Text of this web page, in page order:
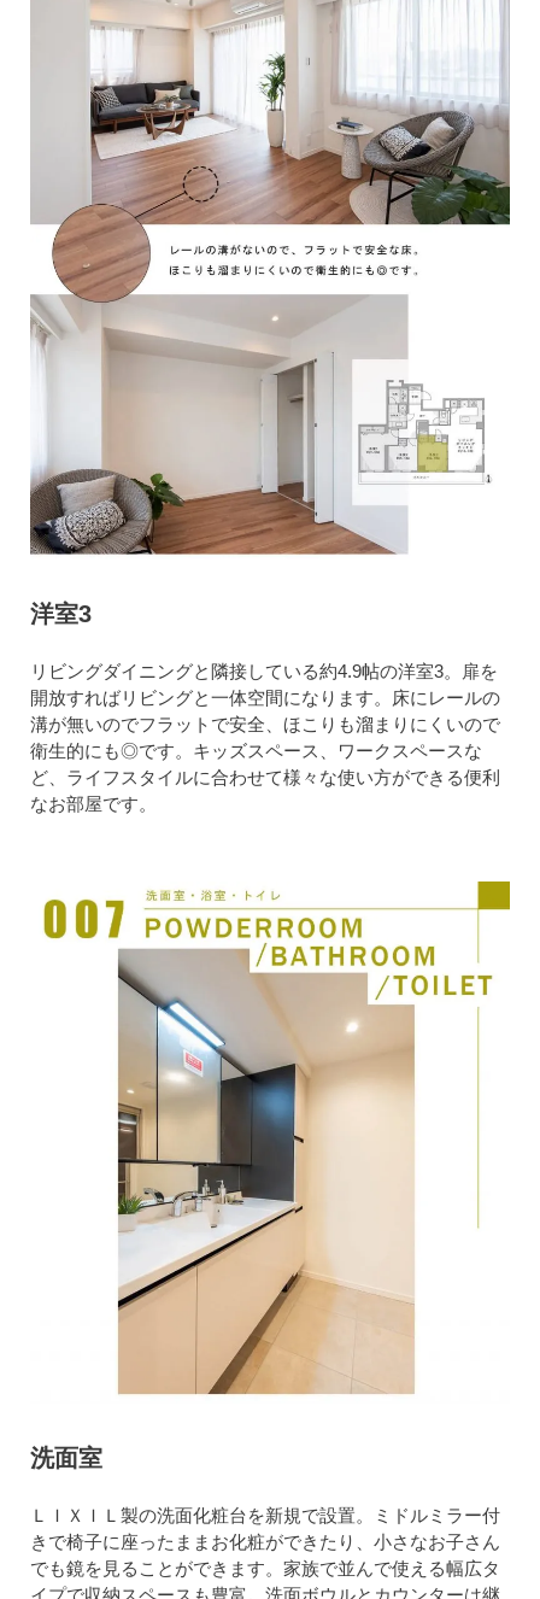
洋室3
リビングダイニングと隣接している約4.9帖の洋室3。扉を
開放すればリビングと一体空間になります。床にレールの
溝が無いのでフラットで安全、ほこりも溜まりにくいので
衛生的にも◎です。キッズスペース、ワークスペースな
ど、ライフスタイルに合わせて様々な使い方ができる便利
なお部屋です。
洗面室
ＬＩＸＩＬ製の洗面化粧台を新規で設置。ミドルミラー付
きで椅子に座ったままお化粧ができたり、小さなお子さん
でも鏡を見ることができます。家族で並んで使える幅広タ
イプで収納スペースも豊富。洗面ボウルとカウンターは継